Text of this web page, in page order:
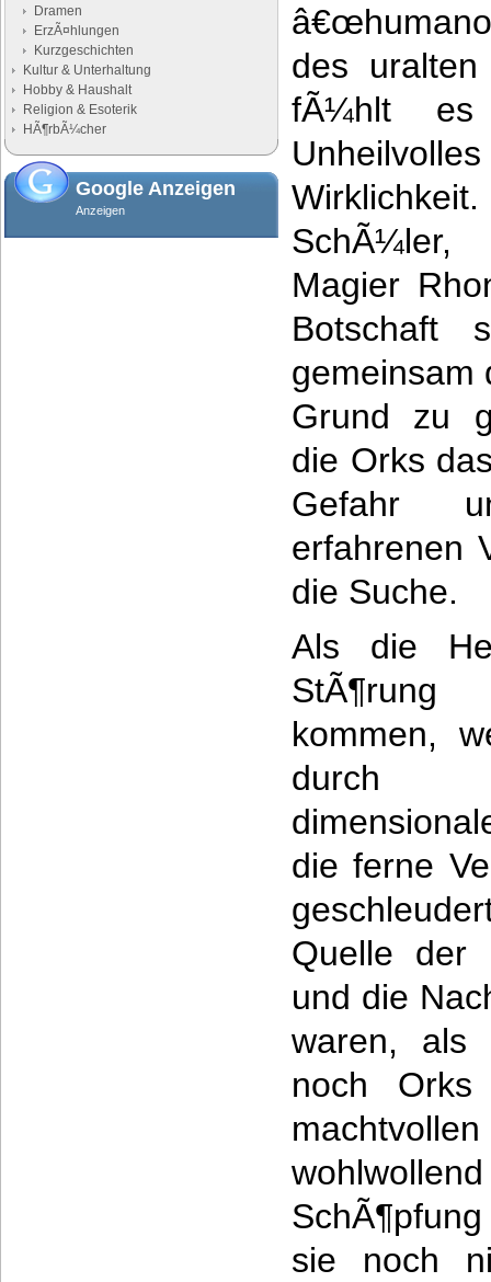
Dramen
ErzÃ¤hlungen
Kurzgeschichten
Kultur & Unterhaltung
Hobby & Haushalt
Religion & Esoterik
HÃ¶rbÃ¼cher
Google Anzeigen
Anzeigen
des uralten
fÃ¼hlt es
SchÃ¼ler,
Magier
Botschaft
gemeinsam
Grund zu
die Orks
Gefahr
erfahrenen
die Suche.
Als die
kommen,
durch
die ferne
Quelle der
und die
waren, als
noch
sie noch